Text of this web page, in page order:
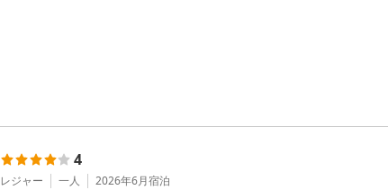
4
レジャー 一人 2026年6月宿泊